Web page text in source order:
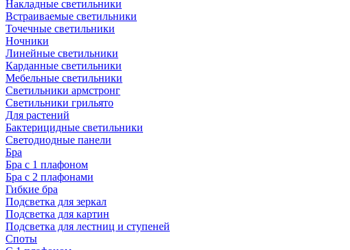
Накладные светильники
Встраиваемые светильники
Точечные светильники
Ночники
Линейные светильники
Карданные светильники
Мебельные светильники
Светильники армстронг
Светильники грильято
Для растений
Бактерицидные светильники
Светодиодные панели
Бра
Бра с 1 плафоном
Бра с 2 плафонами
Гибкие бра
Подсветка для зеркал
Подсветка для картин
Подсветка для лестниц и ступеней
Споты